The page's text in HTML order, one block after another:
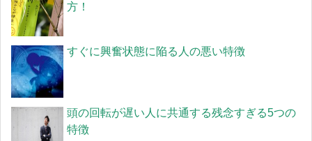
方！
すぐに興奮状態に陥る人の悪い特徴
頭の回転が遅い人に共通する残念すぎる5つの
特徴